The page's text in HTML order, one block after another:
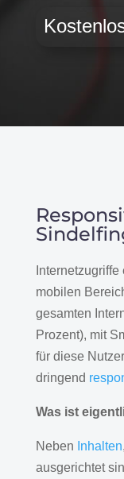
mobilen
gesamten
Prozent), mit
für diese
dringend
Was ist
Neben Inhalten
ausgerichtet